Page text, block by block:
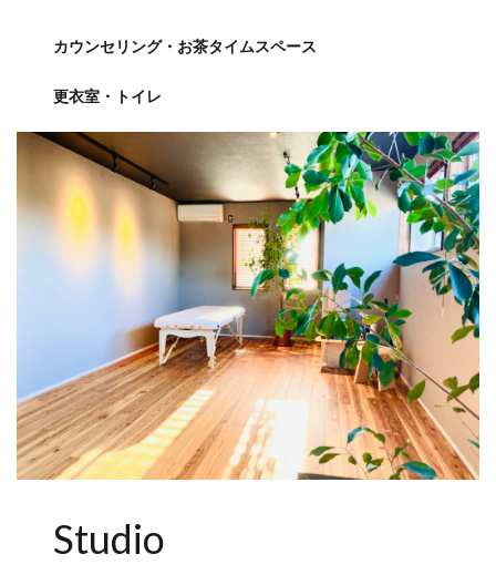
カウンセリング・お茶タイムスペース
更衣室・トイレ
Studio